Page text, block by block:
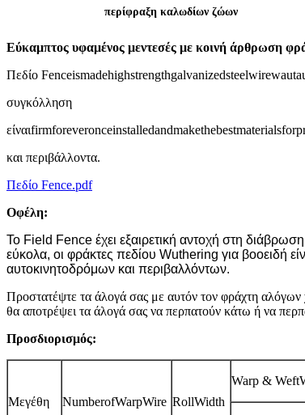
περίφραξη καλωδίων ζώων
Εύκαμπτος υφαμένος μεντεσές με κοινή άρθρωση
Πεδίο
συγκόλληση
και περιβάλλοντα.
Πεδίο Fence.pdf
Οφέλη:
Το Field Fence έχει εξαιρετική αντοχή στη
εύκολα, οι φράκτες πεδίου Wuthering για βοοειδή
αυτοκινητοδρόμων και περιβαλλόντων.
Προστατέψτε τα άλογά σας με αυτόν τον φράχτη αλόγων
θα αποτρέψει τα άλογά σας να περπατούν κάτω ή να
Προσδιορισμός:
Μεγέθη NumberofWarpWire RollWidth
Warp &